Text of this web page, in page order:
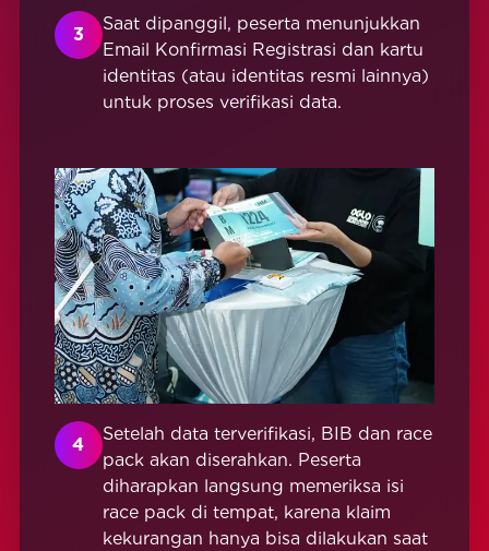
3
Saat dipanggil, peserta menunjukkan
Email Konfirmasi Registrasi dan kartu
identitas (atau identitas resmi lainnya)
untuk proses verifikasi data.
4
Setelah data terverifikasi, BIB dan race
pack akan diserahkan. Peserta
diharapkan langsung memeriksa isi
race pack di tempat, karena klaim
kekurangan hanya bisa dilakukan saat